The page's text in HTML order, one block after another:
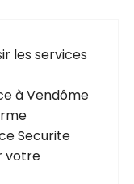
les services
à Vendôme
Securite
votre